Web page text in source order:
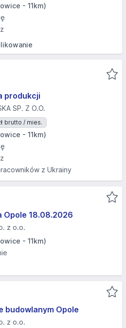
- 11km)
produkcji
SP. Z O.O.
brutto / mies.
- 11km)
z Ukrainy
18.08.2026​
z o.o.
- 11km)
budowlanym Opole
z o.o.